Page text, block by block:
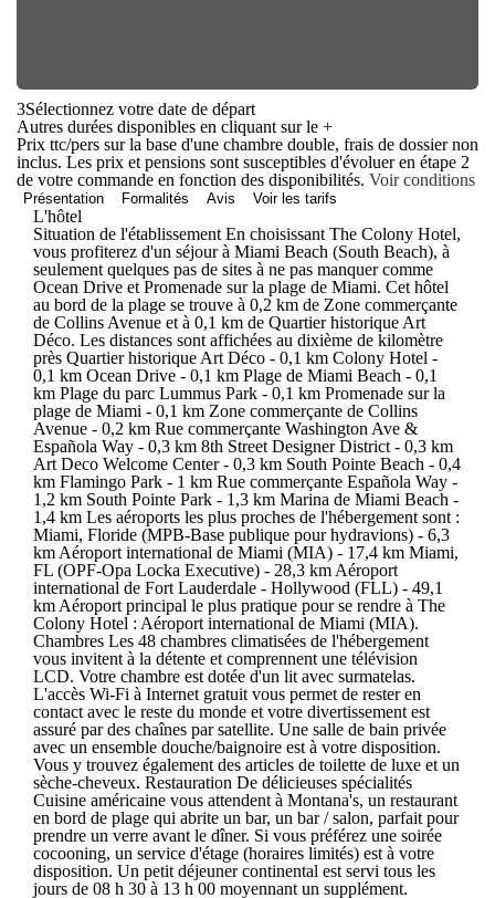
3Sélectionnez votre date de départ
Autres durées disponibles en cliquant sur le +
Prix ttc/pers sur la base d'une chambre double, frais de dossier non
inclus. Les prix et pensions sont susceptibles d'évoluer en étape 2
de votre commande en fonction des disponibilités. Voir conditions
Présentation Formalités Avis Voir les tarifs
L'hôtel
Situation de l'établissement En choisissant The Colony Hotel,
vous profiterez d'un séjour à Miami Beach (South Beach), à
seulement quelques pas de sites à ne pas manquer comme
Ocean Drive et Promenade sur la plage de Miami. Cet hôtel
au bord de la plage se trouve à 0,2 km de Zone commerçante
de Collins Avenue et à 0,1 km de Quartier historique Art
Déco. Les distances sont affichées au dixième de kilomètre
près Quartier historique Art Déco - 0,1 km Colony Hotel -
0,1 km Ocean Drive - 0,1 km Plage de Miami Beach - 0,1
km Plage du parc Lummus Park - 0,1 km Promenade sur la
plage de Miami - 0,1 km Zone commerçante de Collins
Avenue - 0,2 km Rue commerçante Washington Ave &
Española Way - 0,3 km 8th Street Designer District - 0,3 km
Art Deco Welcome Center - 0,3 km South Pointe Beach - 0,4
km Flamingo Park - 1 km Rue commerçante Española Way -
1,2 km South Pointe Park - 1,3 km Marina de Miami Beach -
1,4 km Les aéroports les plus proches de l'hébergement sont :
Miami, Floride (MPB-Base publique pour hydravions) - 6,3
km Aéroport international de Miami (MIA) - 17,4 km Miami,
FL (OPF-Opa Locka Executive) - 28,3 km Aéroport
international de Fort Lauderdale - Hollywood (FLL) - 49,1
km Aéroport principal le plus pratique pour se rendre à The
Colony Hotel : Aéroport international de Miami (MIA).
Chambres Les 48 chambres climatisées de l'hébergement
vous invitent à la détente et comprennent une télévision
LCD. Votre chambre est dotée d'un lit avec surmatelas.
L'accès Wi-Fi à Internet gratuit vous permet de rester en
contact avec le reste du monde et votre divertissement est
assuré par des chaînes par satellite. Une salle de bain privée
avec un ensemble douche/baignoire est à votre disposition.
Vous y trouvez également des articles de toilette de luxe et un
sèche-cheveux. Restauration De délicieuses spécialités
Cuisine américaine vous attendent à Montana's, un restaurant
en bord de plage qui abrite un bar, un bar / salon, parfait pour
prendre un verre avant le dîner. Si vous préférez une soirée
cocooning, un service d'étage (horaires limités) est à votre
disposition. Un petit déjeuner continental est servi tous les
jours de 08 h 30 à 13 h 00 moyennant un supplément.